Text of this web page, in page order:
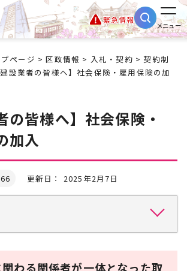
緊急情報
メニュー
プページ >区政情報 > 入札・契約 > 契約制
設業者の皆様へ】社会保険・雇用保険の加
の皆様へ】社会保険・
加入
更新日： 2025年2月7日
わる関係者が一体となった取